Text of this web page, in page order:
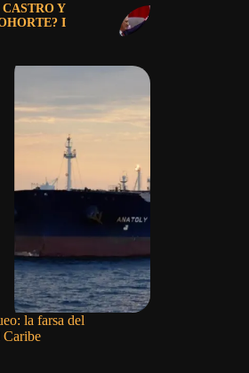
Y
I
la farsa del
Caribe